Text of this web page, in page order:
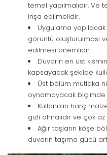
temel yapılmalıdır.
inşa edilmelidir.
Uygulama
görüntü oluşturulması
edilmesi önemlidir.
Duvarın en üst
kapsayacak şekilde
Üst bölüm mutlaka
oynamayacak
Kullanılan harç
gizli olmalıdır ve çok
Ağır taşların köşe
duvarın taşıma gücü